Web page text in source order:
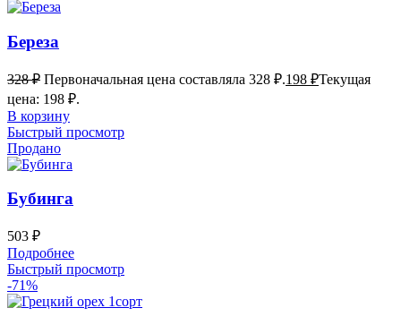
Береза
328₽ Первоначальная цена составляла 328 ₽.198 ₽Текущая
цена: 198 ₽.
В корзину
Быстрый просмотр
Продано
Бубинга
503 ₽
Подробнее
Быстрый просмотр
-71%